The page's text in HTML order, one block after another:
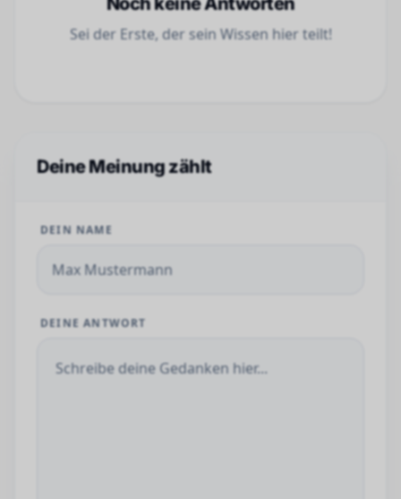
Sei der Erste, der sein Wissen hier teilt!
Deine Meinung zählt
DEIN NAME
DEINE ANTWORT